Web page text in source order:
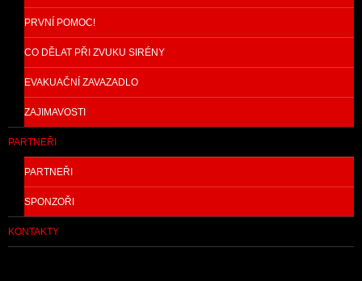
PRVNÍ POMOC!
CO DĚLAT PŘI ZVUKU SIRÉNY
EVAKUAČNÍ ZAVAZADLO
ZAJIMAVOSTI
PARTNEŘI
PARTNEŘI
SPONZOŘI
KONTAKTY